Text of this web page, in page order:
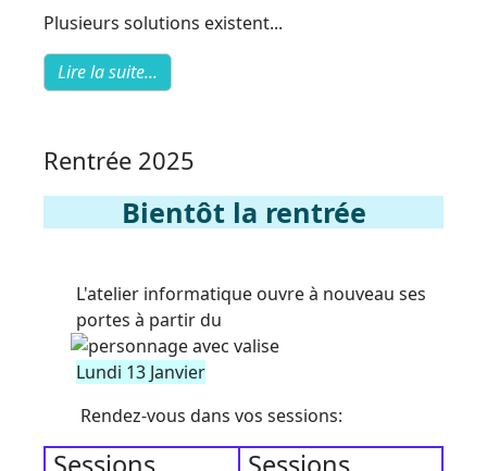
Plusieurs solutions existent...
Lire la suite...
Rentrée 2025
Bientôt la rentrée
L'atelier informatique ouvre à nouveau ses
portes à partir du
Lundi 13 Janvier
Rendez-vous dans vos sessions: